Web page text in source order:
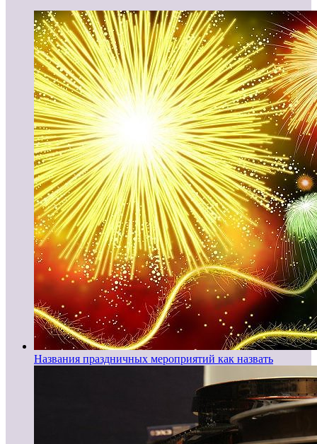
Названия праздничных мероприятий как назвать